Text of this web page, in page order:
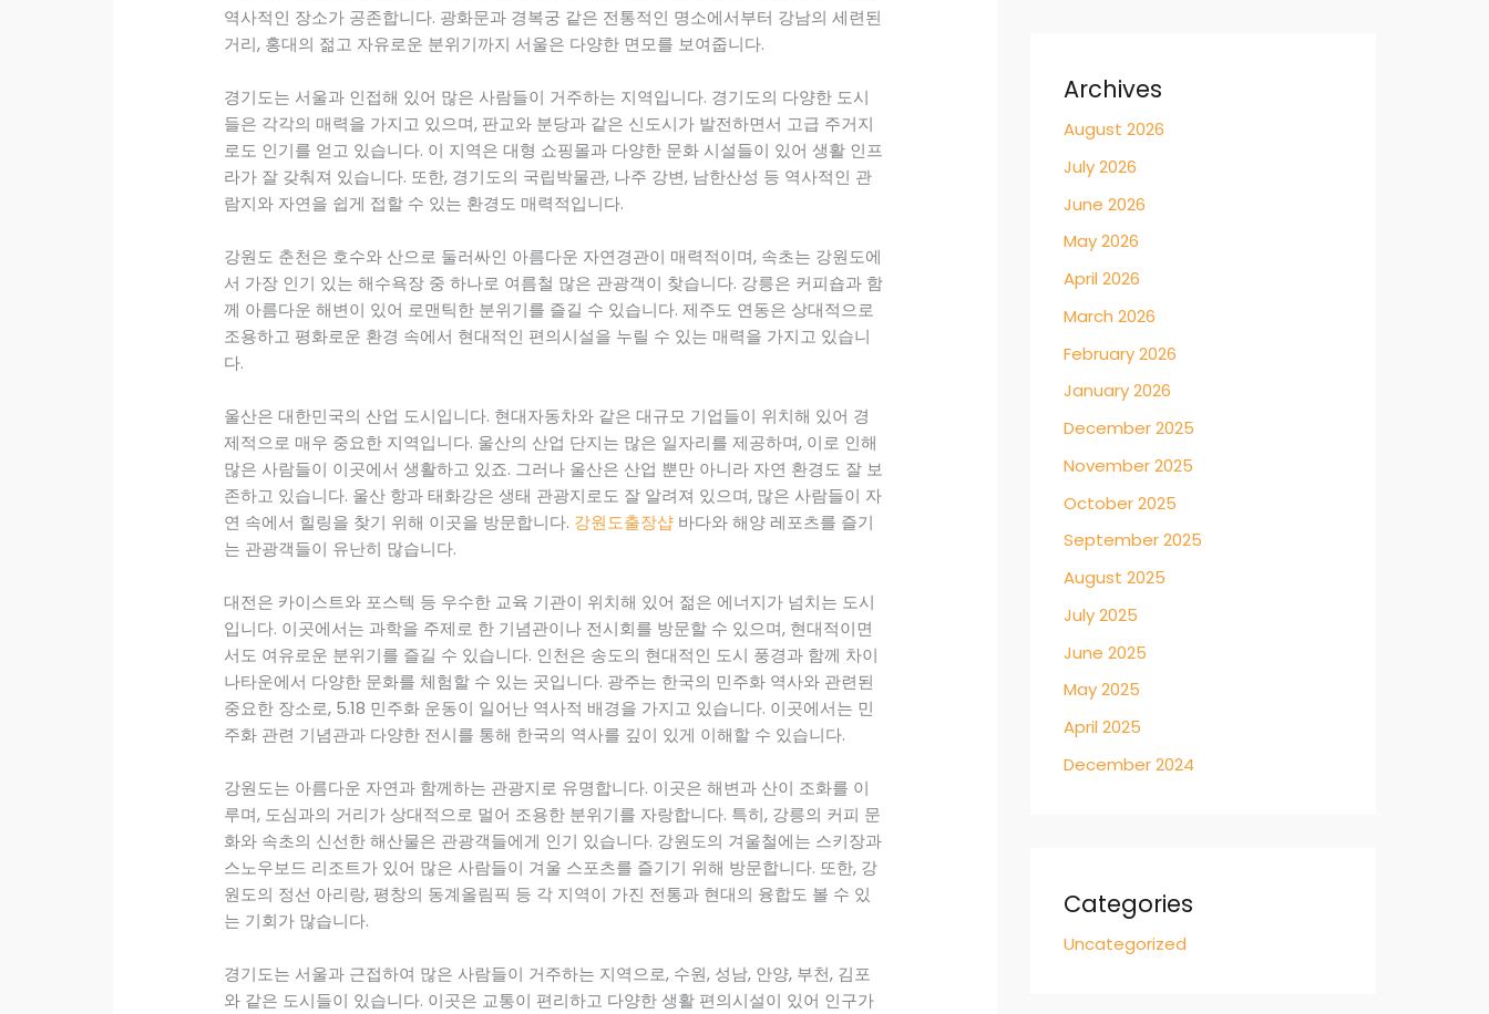
역사적인 장소가 공존합니다. 광화문과 경복궁 같은 전통적인 명소에서부터 강남의 세련된
거리, 홍대의 젊고 자유로운 분위기까지 서울은 다양한 면모를 보여줍니다.
경기도는 서울과 인접해 있어 많은 사람들이 거주하는 지역입니다. 경기도의 다양한 도시
들은 각각의 매력을 가지고 있으며, 판교와 분당과 같은 신도시가 발전하면서 고급 주거지
로도 인기를 얻고 있습니다. 이 지역은 대형 쇼핑몰과 다양한 문화 시설들이 있어 생활 인프
라가 잘 갖춰져 있습니다. 또한, 경기도의 국립박물관, 나주 강변, 남한산성 등 역사적인 관
람지와 자연을 쉽게 접할 수 있는 환경도 매력적입니다.
강원도 춘천은 호수와 산으로 둘러싸인 아름다운 자연경관이 매력적이며, 속초는 강원도에
서 가장 인기 있는 해수욕장 중 하나로 여름철 많은 관광객이 찾습니다. 강릉은 커피숍과 함
께 아름다운 해변이 있어 로맨틱한 분위기를 즐길 수 있습니다. 제주도 연동은 상대적으로
조용하고 평화로운 환경 속에서 현대적인 편의시설을 누릴 수 있는 매력을 가지고 있습니
다.
울산은 대한민국의 산업 도시입니다. 현대자동차와 같은 대규모 기업들이 위치해 있어 경
제적으로 매우 중요한 지역입니다. 울산의 산업 단지는 많은 일자리를 제공하며, 이로 인해
많은 사람들이 이곳에서 생활하고 있죠. 그러나 울산은 산업 뿐만 아니라 자연 환경도 잘 보
존하고 있습니다. 울산 항과 태화강은 생태 관광지로도 잘 알려져 있으며, 많은 사람들이 자
연 속에서 힐링을 찾기 위해 이곳을 방문합니다. 강원도출장샵 바다와 해양 레포츠를 즐기
는 관광객들이 유난히 많습니다.
대전은 카이스트와 포스텍 등 우수한 교육 기관이 위치해 있어 젊은 에너지가 넘치는 도시
입니다. 이곳에서는 과학을 주제로 한 기념관이나 전시회를 방문할 수 있으며, 현대적이면
서도 여유로운 분위기를 즐길 수 있습니다. 인천은 송도의 현대적인 도시 풍경과 함께 차이
나타운에서 다양한 문화를 체험할 수 있는 곳입니다. 광주는 한국의 민주화 역사와 관련된
중요한 장소로, 5.18 민주화 운동이 일어난 역사적 배경을 가지고 있습니다. 이곳에서는 민
주화 관련 기념관과 다양한 전시를 통해 한국의 역사를 깊이 있게 이해할 수 있습니다.
강원도는 아름다운 자연과 함께하는 관광지로 유명합니다. 이곳은 해변과 산이 조화를 이
루며, 도심과의 거리가 상대적으로 멀어 조용한 분위기를 자랑합니다. 특히, 강릉의 커피 문
화와 속초의 신선한 해산물은 관광객들에게 인기 있습니다. 강원도의 겨울철에는 스키장과
스노우보드 리조트가 있어 많은 사람들이 겨울 스포츠를 즐기기 위해 방문합니다. 또한, 강
원도의 정선 아리랑, 평창의 동계올림픽 등 각 지역이 가진 전통과 현대의 융합도 볼 수 있
는 기회가 많습니다.
경기도는 서울과 근접하여 많은 사람들이 거주하는 지역으로, 수원, 성남, 안양, 부천, 김포
와 같은 도시들이 있습니다. 이곳은 교통이 편리하고 다양한 생활 편의시설이 있어 인구가
Archives
August 2026
July 2026
June 2026
May 2026
April 2026
March 2026
February 2026
January 2026
December 2025
November 2025
October 2025
September 2025
August 2025
July 2025
June 2025
May 2025
April 2025
December 2024
Categories
Uncategorized